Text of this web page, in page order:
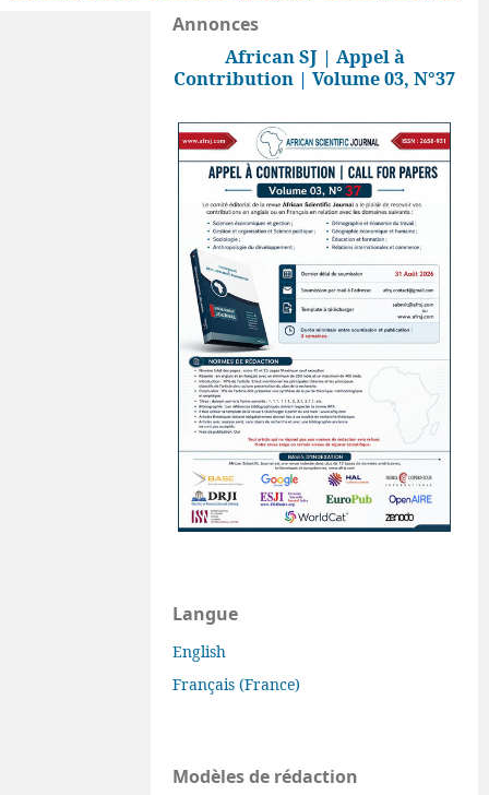
Annonces
African SJ | Appel à
Contribution | Volume 03, N°37
Langue
English
Français (France)
Modèles de rédaction